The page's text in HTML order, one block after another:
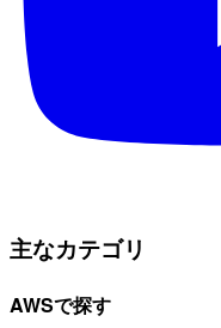
主なカテゴリ
AWSで探す